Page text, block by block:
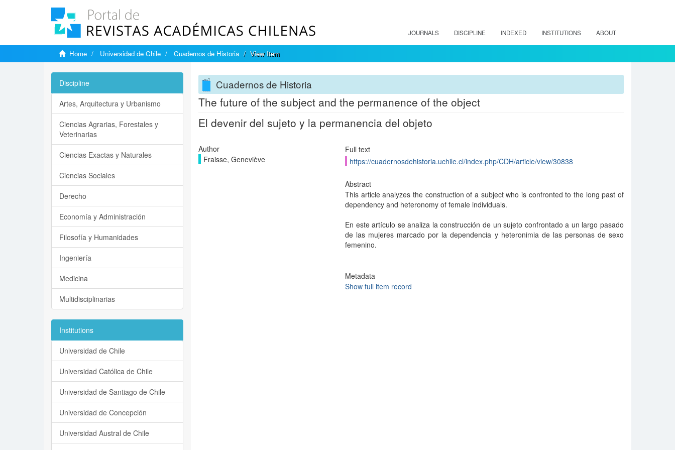
JOURNALS DISCIPLINE INDEXED INSTITUTIONS ABOUT
Home Universidad de Chile Cuadernos de Historia View Item
Cuadernos de Historia
The future of the subject and the permanence of the object
El devenir del sujeto y la permanencia del objeto
Author
Fraisse, Geneviève
Full text
https://cuadernosdehistoria.uchile.cl/index.php/CDH/article/view/30838
Abstract
This article analyzes the construction of a subject who is confronted to the long past of
dependency and heteronomy of female individuals.
En este artículo se analiza la construcción de un sujeto confrontado a un largo pasado
de las mujeres marcado por la dependencia y heteronimia de las personas de sexo
femenino.
Metadata
Show full item record
Discipline
Artes, Arquitectura y Urbanismo
Ciencias Agrarias, Forestales y
Veterinarias
Ciencias Exactas y Naturales
Ciencias Sociales
Derecho
Economía y Administración
Filosofía y Humanidades
Ingeniería
Medicina
Multidisciplinarias
Institutions
Universidad de Chile
Universidad Católica de Chile
Universidad de Santiago de Chile
Universidad de Concepción
Universidad Austral de Chile